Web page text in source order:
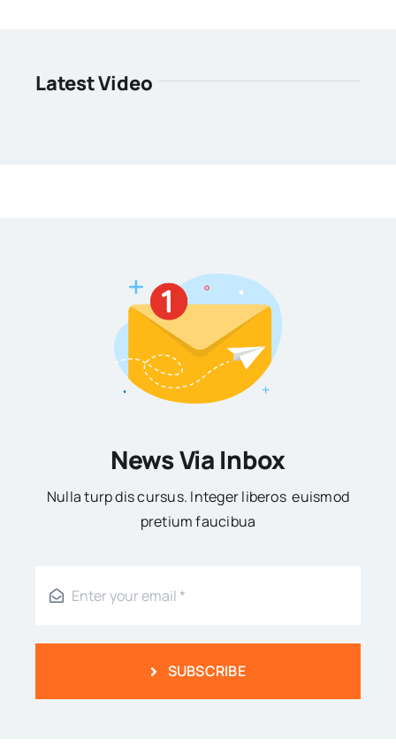
Latest Video
News Via Inbox
Nulla turp dis cursus. Integer liberos euismod
pretium faucibua
SUBSCRIBE